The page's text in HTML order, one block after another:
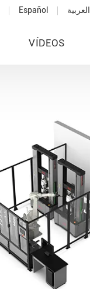
Español العربية
VÍDEOS